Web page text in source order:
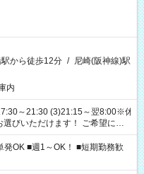
から徒歩12分 / 尼崎(阪神線)駅
内
～21:30 (3)21:15～翌8:00※休
びいただけます！ ご希望に合
時/18-22時/20-翌4時/21-翌5
都合で選んで頂ける完全自由シ
OK ■週1～OK！ ■短期勤務歓